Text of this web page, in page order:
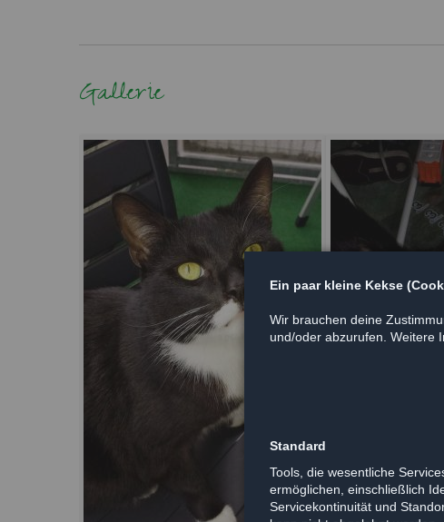
Gallerie
Ein paar kleine Kekse
Wir brauchen deine
und/oder abzurufen. Weitere
Standard
Tools, die wesentliche
ermöglichen, einschließlich
Servicekontinuität und